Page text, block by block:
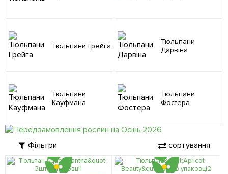
Тюльпани Грейга
Тюльпани
Дарвіна
Тюльпани
Кауфмана
Тюльпани
Фостера
Фільтри сортування